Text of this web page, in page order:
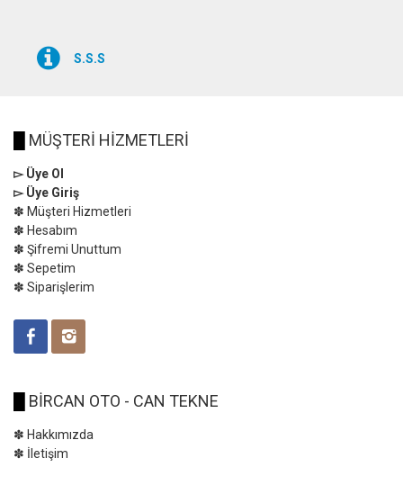
S.S.S
MÜŞTERİ HİZMETLERİ
▻ Üye Ol
▻ Üye Giriş
✽ Müşteri Hizmetleri
✽ Hesabım
✽ Şifremi Unuttum
✽ Sepetim
✽ Siparişlerim
BİRCAN OTO - CAN TEKNE
✽ Hakkımızda
✽ İletişim